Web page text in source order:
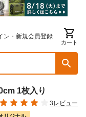
ン・新規会員登録
カート
1枚入り
3レビュー